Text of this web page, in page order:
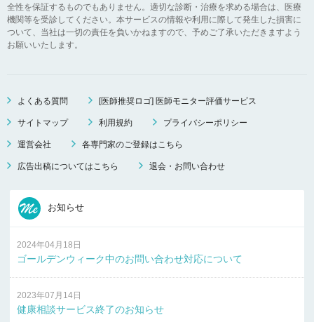
全性を保証するものでもありません。適切な診断・治療を求める場合は、医療
機関等を受診してください。本サービスの情報や利用に際して発生した損害に
ついて、当社は一切の責任を負いかねますので、予めご了承いただきますよう
お願いいたします。
よくある質問 [医師推奨ロゴ] 医師モニター評価サービス
サイトマップ 利用規約 プライバシーポリシー
運営会社 各専門家のご登録はこちら
広告出稿についてはこちら 退会・お問い合わせ
お知らせ
2024年04月18日
ゴールデンウィーク中のお問い合わせ対応について
2023年07月14日
健康相談サービス終了のお知らせ